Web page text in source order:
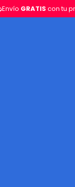
Envío GRATIS con tu